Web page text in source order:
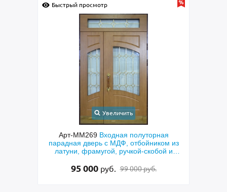
Быстрый просмотр
Увеличить
Арт-ММ269 Входная полуторная
парадная дверь с МДФ, отбойником из
латуни, фрамугой, ручкой-скобой и
95 000 руб. 99 000 руб.